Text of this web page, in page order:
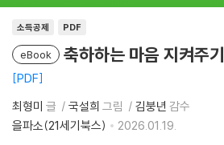
소득공제 PDF
eBook 축하하는 마음 지켜주기
PDF
최형미 글 국설희 그림 김붕년 감수
을파소(21세기북스)
2026.01.19.